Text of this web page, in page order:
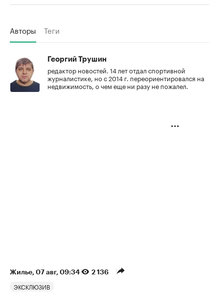
Авторы Теги
Георгий Трушин
редактор новостей. 14 лет отдал спортивной
журналистике, но с 2014 г. переориентировался на
недвижимость, о чем еще ни разу не пожалел.
Жилье⁠, 07 авг, 09:34 2 136
ЭКСКЛЮЗИВ